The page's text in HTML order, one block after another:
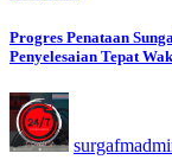
Progres Penataan
Penyelesaian Tepat